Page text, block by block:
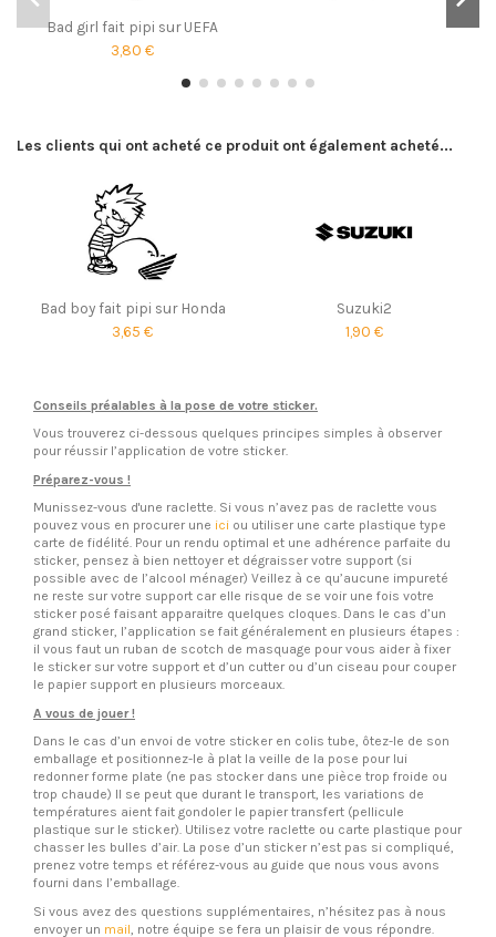
Bad girl fait pipi sur UEFA
3,80 €
Les clients qui ont acheté ce produit ont également acheté...
Bad boy fait pipi sur Honda
3,65 €
Suzuki2
1,90 €
Conseils préalables à la pose de votre sticker.
Vous trouverez ci-dessous quelques principes simples à observer
pour réussir l’application de votre sticker.
Préparez-vous !
Munissez-vous d'une raclette. Si vous n’avez pas de raclette vous
pouvez vous en procurer une ici ou utiliser une carte plastique type
carte de fidélité. Pour un rendu optimal et une adhérence parfaite du
sticker, pensez à bien nettoyer et dégraisser votre support (si
possible avec de l’alcool ménager) Veillez à ce qu’aucune impureté
ne reste sur votre support car elle risque de se voir une fois votre
sticker posé faisant apparaitre quelques cloques. Dans le cas d’un
grand sticker, l’application se fait généralement en plusieurs étapes :
il vous faut un ruban de scotch de masquage pour vous aider à fixer
le sticker sur votre support et d’un cutter ou d’un ciseau pour couper
le papier support en plusieurs morceaux.
A vous de jouer !
Dans le cas d’un envoi de votre sticker en colis tube, ôtez-le de son
emballage et positionnez-le à plat la veille de la pose pour lui
redonner forme plate (ne pas stocker dans une pièce trop froide ou
trop chaude) Il se peut que durant le transport, les variations de
températures aient fait gondoler le papier transfert (pellicule
plastique sur le sticker). Utilisez votre raclette ou carte plastique pour
chasser les bulles d’air. La pose d’un sticker n’est pas si compliqué,
prenez votre temps et référez-vous au guide que nous vous avons
fourni dans l’emballage.
Si vous avez des questions supplémentaires, n’hésitez pas à nous
envoyer un mail, notre équipe se fera un plaisir de vous répondre.